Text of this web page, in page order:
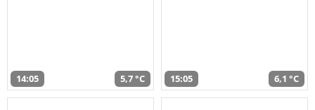
14:05 5,7 °C 15:05 6,1 °C